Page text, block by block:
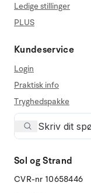
Ledige stillinger
PLUS
Kundeservice
Login
Praktisk info
Tryghedspakke
Sol og Strand
CVR-nr 10658446